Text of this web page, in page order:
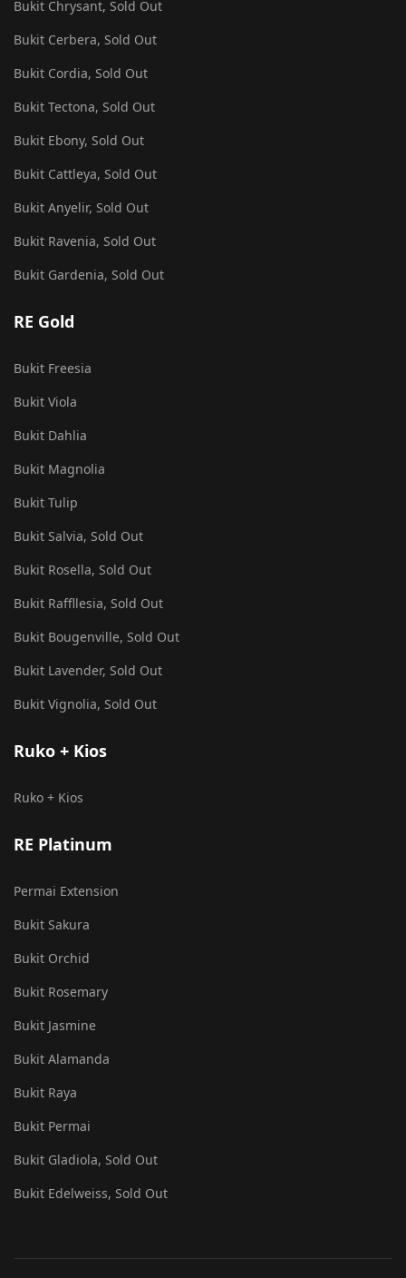
Bukit Chrysant, Sold Out
Bukit Cerbera, Sold Out
Bukit Cordia, Sold Out
Bukit Tectona, Sold Out
Bukit Ebony, Sold Out
Bukit Cattleya, Sold Out
Bukit Anyelir, Sold Out
Bukit Ravenia, Sold Out
Bukit Gardenia, Sold Out
RE Gold
Bukit Freesia
Bukit Viola
Bukit Dahlia
Bukit Magnolia
Bukit Tulip
Bukit Salvia, Sold Out
Bukit Rosella, Sold Out
Bukit Raffllesia, Sold Out
Bukit Bougenville, Sold Out
Bukit Lavender, Sold Out
Bukit Vignolia, Sold Out
Ruko + Kios
Ruko + Kios
RE Platinum
Permai Extension
Bukit Sakura
Bukit Orchid
Bukit Rosemary
Bukit Jasmine
Bukit Alamanda
Bukit Raya
Bukit Permai
Bukit Gladiola, Sold Out
Bukit Edelweiss, Sold Out